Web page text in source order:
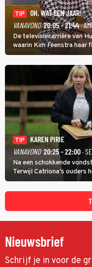
TIP
OH, WAT EEN JAAR!
VANAVOND 20:05 - 21:44·
De televisiecarrière van
waarin Kim Feenstra haar
Oh, Wat een Jaar! wordt
jaar waarin ze allebei
TIP
KAREN PIRIE
VANAVOND 20:25 - 22:00·
Na een schokkende
Terwijl Catriona's ouders
speuren naar Adam. In
spoor via Frankrijk en
Nieuwsbrief
Schrijf je in voor de